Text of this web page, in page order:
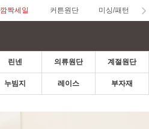
깜짝세일 커튼원단 미싱/패턴
린넨 의류원단 계절원단
누빔지 레이스 부자재